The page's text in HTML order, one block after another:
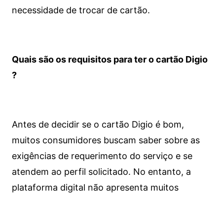
necessidade de trocar de cartão.
Quais são os requisitos para ter o cartão Digio
?
Antes de decidir se o cartão Digio é bom,
muitos consumidores buscam saber sobre as
exigências de requerimento do serviço e se
atendem ao perfil solicitado. No entanto, a
plataforma digital não apresenta muitos